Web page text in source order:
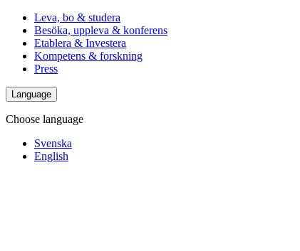
Leva, bo & studera
Besöka, uppleva & konferens
Etablera & Investera
Kompetens & forskning
Press
Language
Choose language
Svenska
English